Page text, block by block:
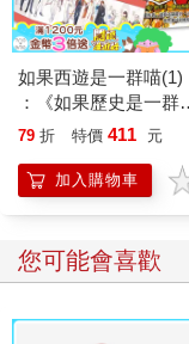
如果西遊是一群喵(1)
：《如果歷史是一群
喵》作者最新力作，附
79 折 特價 411 元
加入購物車
您可能會喜歡